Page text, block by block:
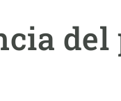
del
de